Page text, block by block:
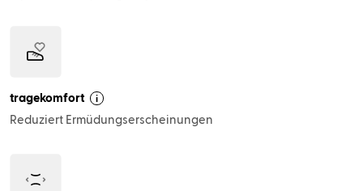
tragekomfort i
Reduziert Ermüdungserscheinungen